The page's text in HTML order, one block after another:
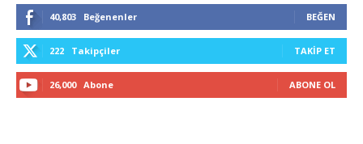
40,803 Beğenenler BEĞEN
222 Takipçiler TAKIP ET
26,000 Abone ABONE OL